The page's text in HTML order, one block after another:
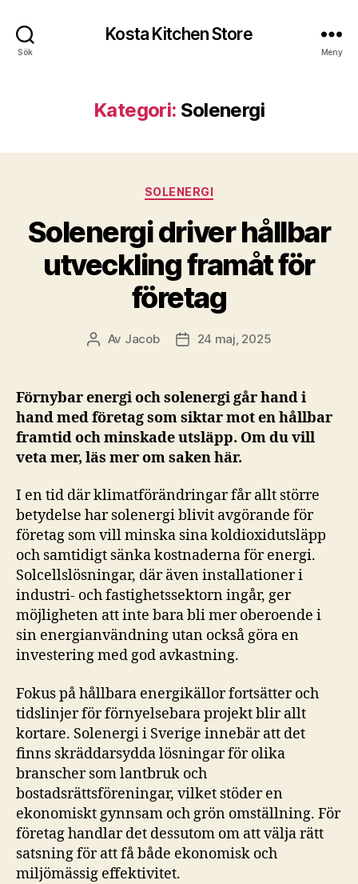
Sök
Kosta Kitchen Store
Meny
Kategori: Solenergi
Kategorier
SOLENERGI
Solenergi driver hållbar
utveckling framåt för
företag
Inläggsförfattare
Av Jacob Inläggsdatum
24 maj, 2025
Förnybar energi och solenergi går hand i
hand med företag som siktar mot en hållbar
framtid och minskade utsläpp. Om du vill
veta mer, läs mer om saken här.
I en tid där klimatförändringar får allt större
betydelse har solenergi blivit avgörande för
företag som vill minska sina koldioxidutsläpp
och samtidigt sänka kostnaderna för energi.
Solcellslösningar, där även installationer i
industri- och fastighetssektorn ingår, ger
möjligheten att inte bara bli mer oberoende i
sin energianvändning utan också göra en
investering med god avkastning.
Fokus på hållbara energikällor fortsätter och
tidslinjer för förnyelsebara projekt blir allt
kortare. Solenergi i Sverige innebär att det
finns skräddarsydda lösningar för olika
branscher som lantbruk och
bostadsrättsföreningar, vilket stöder en
ekonomiskt gynnsam och grön omställning. För
företag handlar det dessutom om att välja rätt
satsning för att få både ekonomisk och
miljömässig effektivitet.